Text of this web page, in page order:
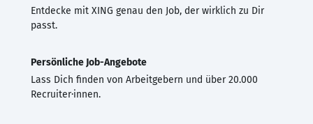
Entdecke mit XING genau den Job, der wirklich zu Dir
passt.
Persönliche Job-Angebote
Lass Dich finden von Arbeitgebern und über 20.000
Recruiter·innen.